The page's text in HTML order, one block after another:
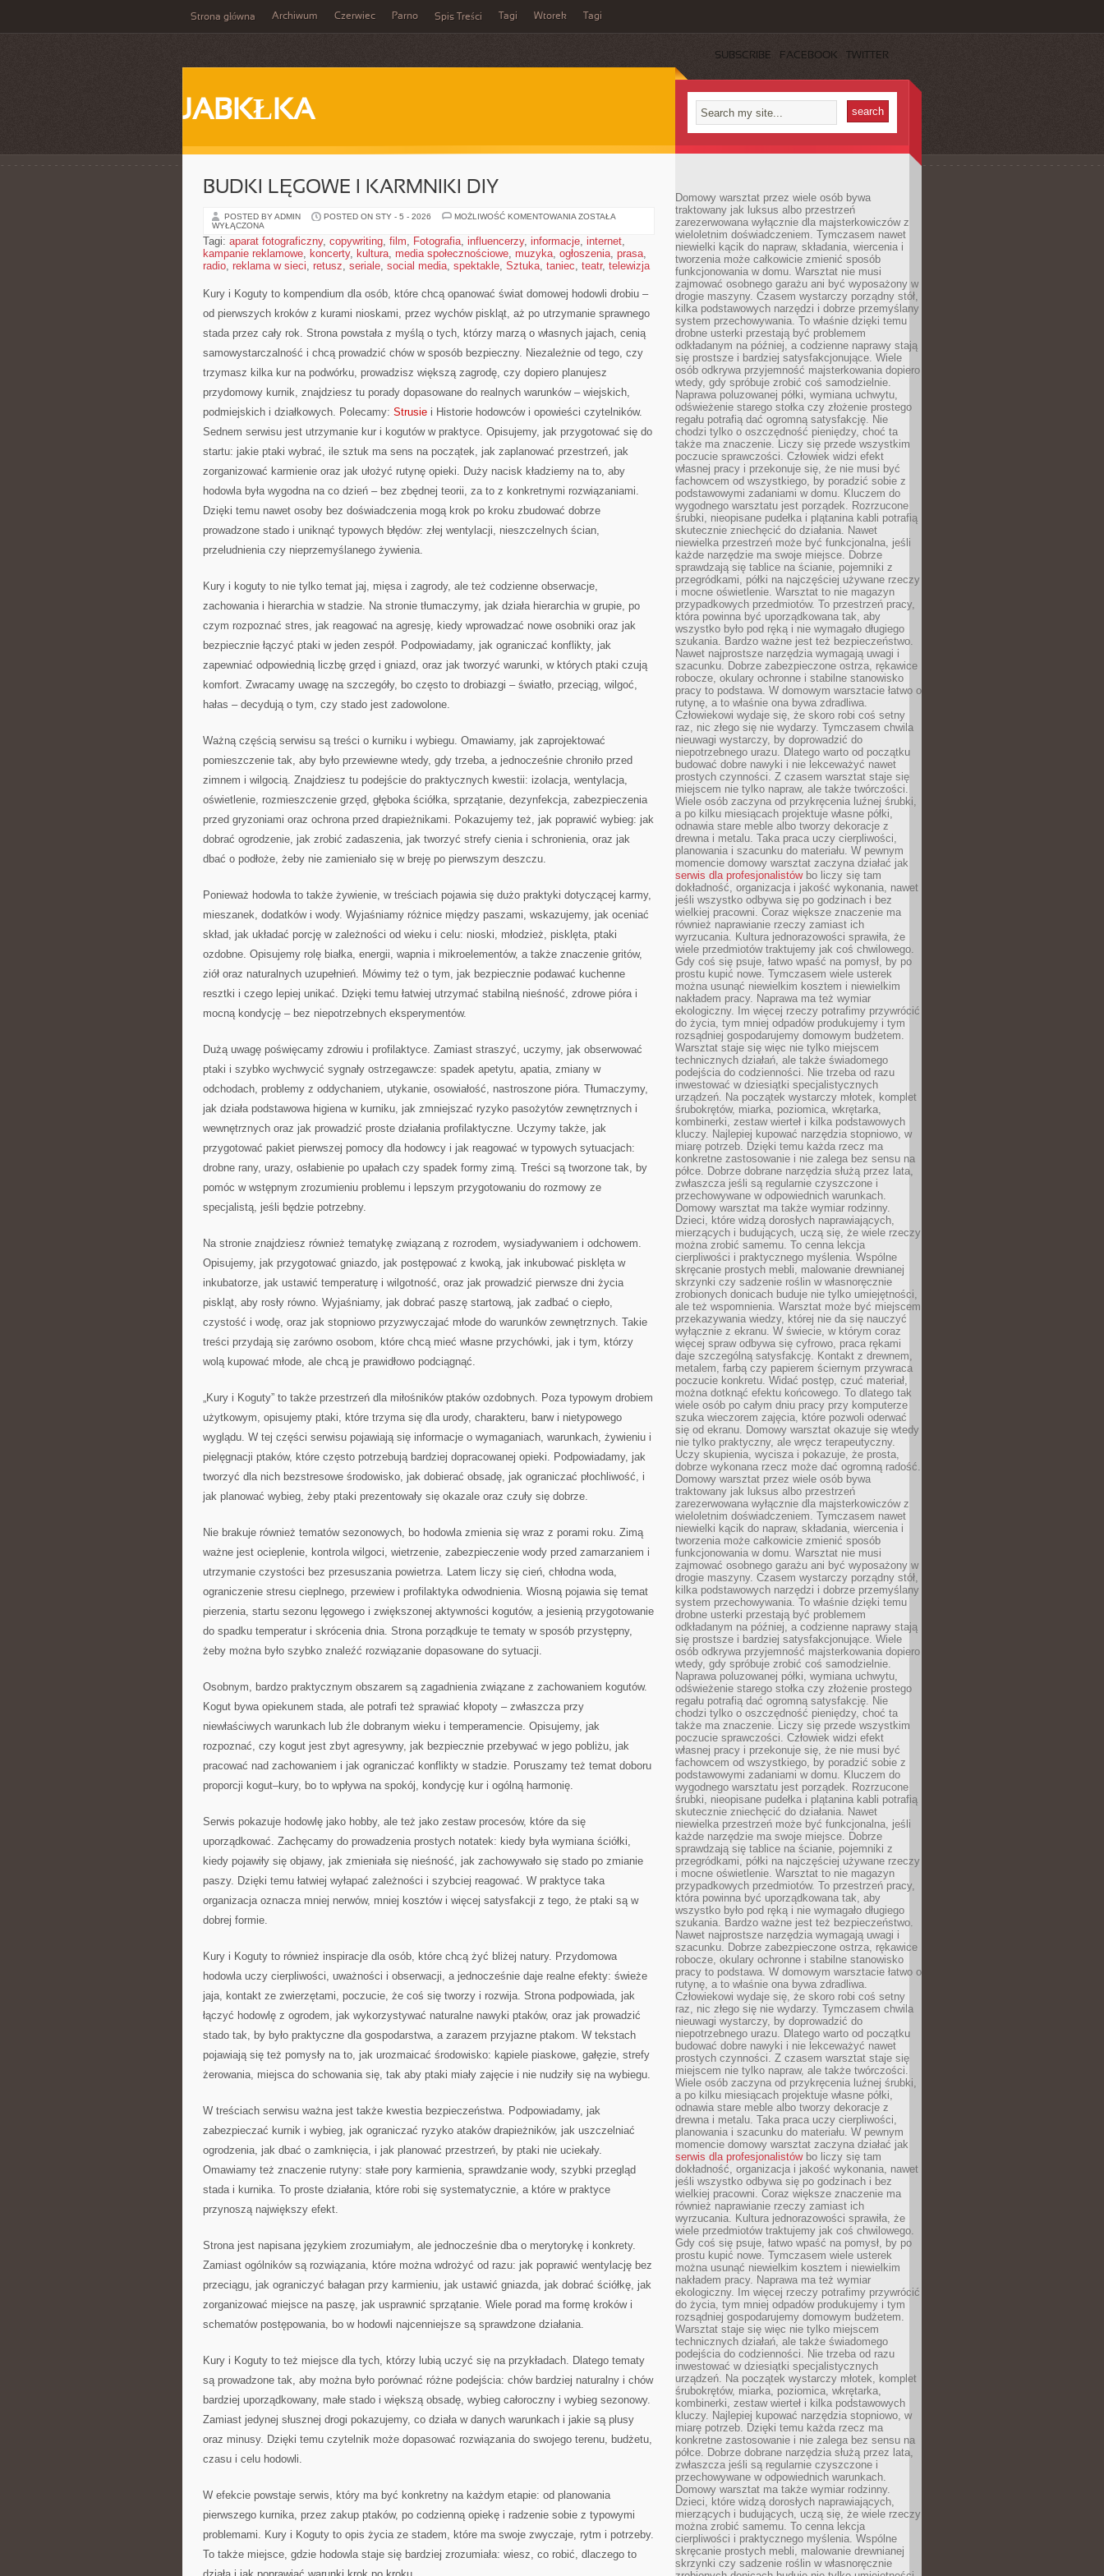
Strona główna Archiwum Czerwiec Parno Spis Treści Tagi Wtorek Tagi
SUBSCRIBE FACEBOOK TWITTER
JABKŁKA
BUDKI LĘGOWE I KARMNIKI DIY
POSTED BY ADMIN POSTED ON STY - 5 - 2026 MOŻLIWOŚĆ KOMENTOWANIA BUDKI
KARMNIKI
DIY
ZOSTAŁA
WYŁĄCZONA
Tagi: aparat fotograficzny, copywriting, film, Fotografia, influencerzy, informacje, internet,
kampanie reklamowe, koncerty, kultura, media społecznościowe, muzyka, ogłoszenia, prasa,
radio, reklama w sieci, retusz, seriale, social media, spektakle, Sztuka, taniec, teatr, telewizja
Kury i Koguty to kompendium dla osób, które chcą opanować świat domowej hodowli drobiu –
od pierwszych kroków z kurami nioskami, przez wychów piskląt, aż po utrzymanie sprawnego
stada przez cały rok. Strona powstała z myślą o tych, którzy marzą o własnych jajach, cenią
samowystarczalność i chcą prowadzić chów w sposób bezpieczny. Niezależnie od tego, czy
trzymasz kilka kur na podwórku, prowadzisz większą zagrodę, czy dopiero planujesz
przydomowy kurnik, znajdziesz tu porady dopasowane do realnych warunków – wiejskich,
podmiejskich i działkowych. Polecamy: Strusie i Historie hodowców i opowieści czytelników.
Sednem serwisu jest utrzymanie kur i kogutów w praktyce. Opisujemy, jak przygotować się do
startu: jakie ptaki wybrać, ile sztuk ma sens na początek, jak zaplanować przestrzeń, jak
zorganizować karmienie oraz jak ułożyć rutynę opieki. Duży nacisk kładziemy na to, aby
hodowla była wygodna na co dzień – bez zbędnej teorii, za to z konkretnymi rozwiązaniami.
Dzięki temu nawet osoby bez doświadczenia mogą krok po kroku zbudować dobrze
prowadzone stado i uniknąć typowych błędów: złej wentylacji, nieszczelnych ścian,
przeludnienia czy nieprzemyślanego żywienia.
Kury i koguty to nie tylko temat jaj, mięsa i zagrody, ale też codzienne obserwacje,
zachowania i hierarchia w stadzie. Na stronie tłumaczymy, jak działa hierarchia w grupie, po
czym rozpoznać stres, jak reagować na agresję, kiedy wprowadzać nowe osobniki oraz jak
bezpiecznie łączyć ptaki w jeden zespół. Podpowiadamy, jak ograniczać konflikty, jak
zapewniać odpowiednią liczbę grzęd i gniazd, oraz jak tworzyć warunki, w których ptaki czują
komfort. Zwracamy uwagę na szczegóły, bo często to drobiazgi – światło, przeciąg, wilgoć,
hałas – decydują o tym, czy stado jest zadowolone.
Ważną częścią serwisu są treści o kurniku i wybiegu. Omawiamy, jak zaprojektować
pomieszczenie tak, aby było przewiewne wtedy, gdy trzeba, a jednocześnie chroniło przed
zimnem i wilgocią. Znajdziesz tu podejście do praktycznych kwestii: izolacja, wentylacja,
oświetlenie, rozmieszczenie grzęd, głęboka ściółka, sprzątanie, dezynfekcja, zabezpieczenia
przed gryzoniami oraz ochrona przed drapieżnikami. Pokazujemy też, jak poprawić wybieg: jak
dobrać ogrodzenie, jak zrobić zadaszenia, jak tworzyć strefy cienia i schronienia, oraz jak
dbać o podłoże, żeby nie zamieniało się w breję po pierwszym deszczu.
Ponieważ hodowla to także żywienie, w treściach pojawia się dużo praktyki dotyczącej karmy,
mieszanek, dodatków i wody. Wyjaśniamy różnice między paszami, wskazujemy, jak oceniać
skład, jak układać porcję w zależności od wieku i celu: nioski, młodzież, pisklęta, ptaki
ozdobne. Opisujemy rolę białka, energii, wapnia i mikroelementów, a także znaczenie gritów,
ziół oraz naturalnych uzupełnień. Mówimy też o tym, jak bezpiecznie podawać kuchenne
resztki i czego lepiej unikać. Dzięki temu łatwiej utrzymać stabilną nieśność, zdrowe pióra i
mocną kondycję – bez niepotrzebnych eksperymentów.
Dużą uwagę poświęcamy zdrowiu i profilaktyce. Zamiast straszyć, uczymy, jak obserwować
ptaki i szybko wychwycić sygnały ostrzegawcze: spadek apetytu, apatia, zmiany w
odchodach, problemy z oddychaniem, utykanie, osowiałość, nastroszone pióra. Tłumaczymy,
jak działa podstawowa higiena w kurniku, jak zmniejszać ryzyko pasożytów zewnętrznych i
wewnętrznych oraz jak prowadzić proste działania profilaktyczne. Uczymy także, jak
przygotować pakiet pierwszej pomocy dla hodowcy i jak reagować w typowych sytuacjach:
drobne rany, urazy, osłabienie po upałach czy spadek formy zimą. Treści są tworzone tak, by
pomóc w wstępnym zrozumieniu problemu i lepszym przygotowaniu do rozmowy ze
specjalistą, jeśli będzie potrzebny.
Na stronie znajdziesz również tematykę związaną z rozrodem, wysiadywaniem i odchowem.
Opisujemy, jak przygotować gniazdo, jak postępować z kwoką, jak inkubować pisklęta w
inkubatorze, jak ustawić temperaturę i wilgotność, oraz jak prowadzić pierwsze dni życia
piskląt, aby rosły równo. Wyjaśniamy, jak dobrać paszę startową, jak zadbać o ciepło,
czystość i wodę, oraz jak stopniowo przyzwyczajać młode do warunków zewnętrznych. Takie
treści przydają się zarówno osobom, które chcą mieć własne przychówki, jak i tym, którzy
wolą kupować młode, ale chcą je prawidłowo podciągnąć.
„Kury i Koguty” to także przestrzeń dla miłośników ptaków ozdobnych. Poza typowym drobiem
użytkowym, opisujemy ptaki, które trzyma się dla urody, charakteru, barw i nietypowego
wyglądu. W tej części serwisu pojawiają się informacje o wymaganiach, warunkach, żywieniu i
pielęgnacji ptaków, które często potrzebują bardziej dopracowanej opieki. Podpowiadamy, jak
tworzyć dla nich bezstresowe środowisko, jak dobierać obsadę, jak ograniczać płochliwość, i
jak planować wybieg, żeby ptaki prezentowały się okazale oraz czuły się dobrze.
Nie brakuje również tematów sezonowych, bo hodowla zmienia się wraz z porami roku. Zimą
ważne jest ocieplenie, kontrola wilgoci, wietrzenie, zabezpieczenie wody przed zamarzaniem i
utrzymanie czystości bez przesuszania powietrza. Latem liczy się cień, chłodna woda,
ograniczenie stresu cieplnego, przewiew i profilaktyka odwodnienia. Wiosną pojawia się temat
pierzenia, startu sezonu lęgowego i zwiększonej aktywności kogutów, a jesienią przygotowanie
do spadku temperatur i skrócenia dnia. Strona porządkuje te tematy w sposób przystępny,
żeby można było szybko znaleźć rozwiązanie dopasowane do sytuacji.
Osobnym, bardzo praktycznym obszarem są zagadnienia związane z zachowaniem kogutów.
Kogut bywa opiekunem stada, ale potrafi też sprawiać kłopoty – zwłaszcza przy
niewłaściwych warunkach lub źle dobranym wieku i temperamencie. Opisujemy, jak
rozpoznać, czy kogut jest zbyt agresywny, jak bezpiecznie przebywać w jego pobliżu, jak
pracować nad zachowaniem i jak ograniczać konflikty w stadzie. Poruszamy też temat doboru
proporcji kogut–kury, bo to wpływa na spokój, kondycję kur i ogólną harmonię.
Serwis pokazuje hodowlę jako hobby, ale też jako zestaw procesów, które da się
uporządkować. Zachęcamy do prowadzenia prostych notatek: kiedy była wymiana ściółki,
kiedy pojawiły się objawy, jak zmieniała się nieśność, jak zachowywało się stado po zmianie
paszy. Dzięki temu łatwiej wyłapać zależności i szybciej reagować. W praktyce taka
organizacja oznacza mniej nerwów, mniej kosztów i więcej satysfakcji z tego, że ptaki są w
dobrej formie.
Kury i Koguty to również inspiracje dla osób, które chcą żyć bliżej natury. Przydomowa
hodowla uczy cierpliwości, uważności i obserwacji, a jednocześnie daje realne efekty: świeże
jaja, kontakt ze zwierzętami, poczucie, że coś się tworzy i rozwija. Strona podpowiada, jak
łączyć hodowlę z ogrodem, jak wykorzystywać naturalne nawyki ptaków, oraz jak prowadzić
stado tak, by było praktyczne dla gospodarstwa, a zarazem przyjazne ptakom. W tekstach
pojawiają się też pomysły na to, jak urozmaicać środowisko: kąpiele piaskowe, gałęzie, strefy
żerowania, miejsca do schowania się, tak aby ptaki miały zajęcie i nie nudziły się na wybiegu.
W treściach serwisu ważna jest także kwestia bezpieczeństwa. Podpowiadamy, jak
zabezpieczać kurnik i wybieg, jak ograniczać ryzyko ataków drapieżników, jak uszczelniać
ogrodzenia, jak dbać o zamknięcia, i jak planować przestrzeń, by ptaki nie uciekały.
Omawiamy też znaczenie rutyny: stałe pory karmienia, sprawdzanie wody, szybki przegląd
stada i kurnika. To proste działania, które robi się systematycznie, a które w praktyce
przynoszą największy efekt.
Strona jest napisana językiem zrozumiałym, ale jednocześnie dba o merytorykę i konkrety.
Zamiast ogólników są rozwiązania, które można wdrożyć od razu: jak poprawić wentylację bez
przeciągu, jak ograniczyć bałagan przy karmieniu, jak ustawić gniazda, jak dobrać ściółkę, jak
zorganizować miejsce na paszę, jak usprawnić sprzątanie. Wiele porad ma formę kroków i
schematów postępowania, bo w hodowli najcenniejsze są sprawdzone działania.
Kury i Koguty to też miejsce dla tych, którzy lubią uczyć się na przykładach. Dlatego tematy
są prowadzone tak, aby można było porównać różne podejścia: chów bardziej naturalny i chów
bardziej uporządkowany, małe stado i większą obsadę, wybieg całoroczny i wybieg sezonowy.
Zamiast jedynej słusznej drogi pokazujemy, co działa w danych warunkach i jakie są plusy
oraz minusy. Dzięki temu czytelnik może dopasować rozwiązania do swojego terenu, budżetu,
czasu i celu hodowli.
W efekcie powstaje serwis, który ma być konkretny na każdym etapie: od planowania
pierwszego kurnika, przez zakup ptaków, po codzienną opiekę i radzenie sobie z typowymi
problemami. Kury i Koguty to opis życia ze stadem, które ma swoje zwyczaje, rytm i potrzeby.
To także miejsce, gdzie hodowla staje się bardziej zrozumiała: wiesz, co robić, dlaczego to
Domowy warsztat przez wiele osób bywa
traktowany jak luksus albo przestrzeń
zarezerwowana wyłącznie dla majsterkowiczów z
wieloletnim doświadczeniem. Tymczasem nawet
niewielki kącik do napraw, składania, wiercenia i
tworzenia może całkowicie zmienić sposób
funkcjonowania w domu. Warsztat nie musi
zajmować osobnego garażu ani być wyposażony w
drogie maszyny. Czasem wystarczy porządny stół,
kilka podstawowych narzędzi i dobrze przemyślany
system przechowywania. To właśnie dzięki temu
drobne usterki przestają być problemem
odkładanym na później, a codzienne naprawy stają
się prostsze i bardziej satysfakcjonujące. Wiele
osób odkrywa przyjemność majsterkowania dopiero
wtedy, gdy spróbuje zrobić coś samodzielnie.
Naprawa poluzowanej półki, wymiana uchwytu,
odświeżenie starego stołka czy złożenie prostego
regału potrafią dać ogromną satysfakcję. Nie
chodzi tylko o oszczędność pieniędzy, choć ta
także ma znaczenie. Liczy się przede wszystkim
poczucie sprawczości. Człowiek widzi efekt
własnej pracy i przekonuje się, że nie musi być
fachowcem od wszystkiego, by poradzić sobie z
podstawowymi zadaniami w domu. Kluczem do
wygodnego warsztatu jest porządek. Rozrzucone
śrubki, nieopisane pudełka i plątanina kabli potrafią
skutecznie zniechęcić do działania. Nawet
niewielka przestrzeń może być funkcjonalna, jeśli
każde narzędzie ma swoje miejsce. Dobrze
sprawdzają się tablice na ścianie, pojemniki z
przegródkami, półki na najczęściej używane rzeczy
i mocne oświetlenie. Warsztat to nie magazyn
przypadkowych przedmiotów. To przestrzeń pracy,
która powinna być uporządkowana tak, aby
wszystko było pod ręką i nie wymagało długiego
szukania. Bardzo ważne jest też bezpieczeństwo.
Nawet najprostsze narzędzia wymagają uwagi i
szacunku. Dobrze zabezpieczone ostrza, rękawice
robocze, okulary ochronne i stabilne stanowisko
pracy to podstawa. W domowym warsztacie łatwo o
rutynę, a to właśnie ona bywa zdradliwa.
Człowiekowi wydaje się, że skoro robi coś setny
raz, nic złego się nie wydarzy. Tymczasem chwila
nieuwagi wystarczy, by doprowadzić do
niepotrzebnego urazu. Dlatego warto od początku
budować dobre nawyki i nie lekceważyć nawet
prostych czynności. Z czasem warsztat staje się
miejscem nie tylko napraw, ale także twórczości.
Wiele osób zaczyna od przykręcenia luźnej śrubki,
a po kilku miesiącach projektuje własne półki,
odnawia stare meble albo tworzy dekoracje z
drewna i metalu. Taka praca uczy cierpliwości,
planowania i szacunku do materiału. W pewnym
momencie domowy warsztat zaczyna działać jak
serwis dla profesjonalistówbo liczy się tam
dokładność, organizacja i jakość wykonania, nawet
jeśli wszystko odbywa się po godzinach i bez
wielkiej pracowni. Coraz większe znaczenie ma
również naprawianie rzeczy zamiast ich
wyrzucania. Kultura jednorazowości sprawiła, że
wiele przedmiotów traktujemy jak coś chwilowego.
Gdy coś się psuje, łatwo wpaść na pomysł, by po
prostu kupić nowe. Tymczasem wiele usterek
można usunąć niewielkim kosztem i niewielkim
nakładem pracy. Naprawa ma też wymiar
ekologiczny. Im więcej rzeczy potrafimy przywrócić
do życia, tym mniej odpadów produkujemy i tym
rozsądniej gospodarujemy domowym budżetem.
Warsztat staje się więc nie tylko miejscem
technicznych działań, ale także świadomego
podejścia do codzienności. Nie trzeba od razu
inwestować w dziesiątki specjalistycznych
urządzeń. Na początek wystarczy młotek, komplet
śrubokrętów, miarka, poziomica, wkrętarka,
kombinerki, zestaw wierteł i kilka podstawowych
kluczy. Najlepiej kupować narzędzia stopniowo, w
miarę potrzeb. Dzięki temu każda rzecz ma
konkretne zastosowanie i nie zalega bez sensu na
półce. Dobrze dobrane narzędzia służą przez lata,
zwłaszcza jeśli są regularnie czyszczone i
przechowywane w odpowiednich warunkach.
Domowy warsztat ma także wymiar rodzinny.
Dzieci, które widzą dorosłych naprawiających,
mierzących i budujących, uczą się, że wiele rzeczy
można zrobić samemu. To cenna lekcja
cierpliwości i praktycznego myślenia. Wspólne
skręcanie prostych mebli, malowanie drewnianej
skrzynki czy sadzenie roślin w własnoręcznie
zrobionych donicach buduje nie tylko umiejętności,
ale też wspomnienia. Warsztat może być miejscem
przekazywania wiedzy, której nie da się nauczyć
wyłącznie z ekranu. W świecie, w którym coraz
więcej spraw odbywa się cyfrowo, praca rękami
daje szczególną satysfakcję. Kontakt z drewnem,
metalem, farbą czy papierem ściernym przywraca
poczucie konkretu. Widać postęp, czuć materiał,
można dotknąć efektu końcowego. To dlatego tak
wiele osób po całym dniu pracy przy komputerze
szuka wieczorem zajęcia, które pozwoli oderwać
się od ekranu. Domowy warsztat okazuje się wtedy
nie tylko praktyczny, ale wręcz terapeutyczny.
Uczy skupienia, wycisza i pokazuje, że prosta,
dobrze wykonana rzecz może dać ogromną radość.
Domowy warsztat przez wiele osób bywa
traktowany jak luksus albo przestrzeń
zarezerwowana wyłącznie dla majsterkowiczów z
wieloletnim doświadczeniem. Tymczasem nawet
niewielki kącik do napraw, składania, wiercenia i
tworzenia może całkowicie zmienić sposób
funkcjonowania w domu. Warsztat nie musi
zajmować osobnego garażu ani być wyposażony w
drogie maszyny. Czasem wystarczy porządny stół,
kilka podstawowych narzędzi i dobrze przemyślany
system przechowywania. To właśnie dzięki temu
drobne usterki przestają być problemem
odkładanym na później, a codzienne naprawy stają
się prostsze i bardziej satysfakcjonujące. Wiele
osób odkrywa przyjemność majsterkowania dopiero
wtedy, gdy spróbuje zrobić coś samodzielnie.
Naprawa poluzowanej półki, wymiana uchwytu,
odświeżenie starego stołka czy złożenie prostego
regału potrafią dać ogromną satysfakcję. Nie
chodzi tylko o oszczędność pieniędzy, choć ta
także ma znaczenie. Liczy się przede wszystkim
poczucie sprawczości. Człowiek widzi efekt
własnej pracy i przekonuje się, że nie musi być
fachowcem od wszystkiego, by poradzić sobie z
podstawowymi zadaniami w domu. Kluczem do
wygodnego warsztatu jest porządek. Rozrzucone
śrubki, nieopisane pudełka i plątanina kabli potrafią
skutecznie zniechęcić do działania. Nawet
niewielka przestrzeń może być funkcjonalna, jeśli
każde narzędzie ma swoje miejsce. Dobrze
sprawdzają się tablice na ścianie, pojemniki z
przegródkami, półki na najczęściej używane rzeczy
i mocne oświetlenie. Warsztat to nie magazyn
przypadkowych przedmiotów. To przestrzeń pracy,
która powinna być uporządkowana tak, aby
wszystko było pod ręką i nie wymagało długiego
szukania. Bardzo ważne jest też bezpieczeństwo.
Nawet najprostsze narzędzia wymagają uwagi i
szacunku. Dobrze zabezpieczone ostrza, rękawice
robocze, okulary ochronne i stabilne stanowisko
pracy to podstawa. W domowym warsztacie łatwo o
rutynę, a to właśnie ona bywa zdradliwa.
Człowiekowi wydaje się, że skoro robi coś setny
raz, nic złego się nie wydarzy. Tymczasem chwila
nieuwagi wystarczy, by doprowadzić do
niepotrzebnego urazu. Dlatego warto od początku
budować dobre nawyki i nie lekceważyć nawet
prostych czynności. Z czasem warsztat staje się
miejscem nie tylko napraw, ale także twórczości.
Wiele osób zaczyna od przykręcenia luźnej śrubki,
a po kilku miesiącach projektuje własne półki,
odnawia stare meble albo tworzy dekoracje z
drewna i metalu. Taka praca uczy cierpliwości,
planowania i szacunku do materiału. W pewnym
momencie domowy warsztat zaczyna działać jak
serwis dla profesjonalistówbo liczy się tam
dokładność, organizacja i jakość wykonania, nawet
jeśli wszystko odbywa się po godzinach i bez
wielkiej pracowni. Coraz większe znaczenie ma
również naprawianie rzeczy zamiast ich
wyrzucania. Kultura jednorazowości sprawiła, że
wiele przedmiotów traktujemy jak coś chwilowego.
Gdy coś się psuje, łatwo wpaść na pomysł, by po
prostu kupić nowe. Tymczasem wiele usterek
można usunąć niewielkim kosztem i niewielkim
nakładem pracy. Naprawa ma też wymiar
ekologiczny. Im więcej rzeczy potrafimy przywrócić
do życia, tym mniej odpadów produkujemy i tym
rozsądniej gospodarujemy domowym budżetem.
Warsztat staje się więc nie tylko miejscem
technicznych działań, ale także świadomego
podejścia do codzienności. Nie trzeba od razu
inwestować w dziesiątki specjalistycznych
urządzeń. Na początek wystarczy młotek, komplet
śrubokrętów, miarka, poziomica, wkrętarka,
kombinerki, zestaw wierteł i kilka podstawowych
kluczy. Najlepiej kupować narzędzia stopniowo, w
miarę potrzeb. Dzięki temu każda rzecz ma
konkretne zastosowanie i nie zalega bez sensu na
półce. Dobrze dobrane narzędzia służą przez lata,
zwłaszcza jeśli są regularnie czyszczone i
przechowywane w odpowiednich warunkach.
Domowy warsztat ma także wymiar rodzinny.
Dzieci, które widzą dorosłych naprawiających,
mierzących i budujących, uczą się, że wiele rzeczy
można zrobić samemu. To cenna lekcja
cierpliwości i praktycznego myślenia. Wspólne
skręcanie prostych mebli, malowanie drewnianej
skrzynki czy sadzenie roślin w własnoręcznie